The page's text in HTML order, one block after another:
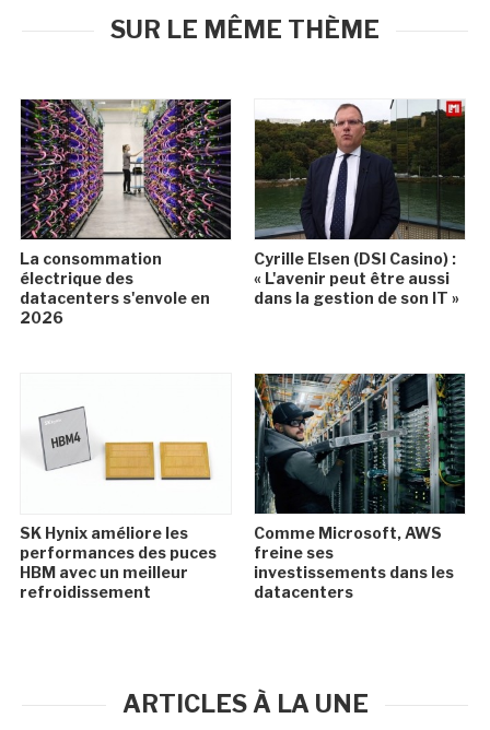
SUR LE MÊME THÈME
La consommation
électrique des
datacenters s'envole en
2026
Cyrille Elsen (DSI Casino) :
« L'avenir peut être aussi
dans la gestion de son IT »
SK Hynix améliore les
performances des puces
HBM avec un meilleur
refroidissement
Comme Microsoft, AWS
freine ses
investissements dans les
datacenters
ARTICLES À LA UNE